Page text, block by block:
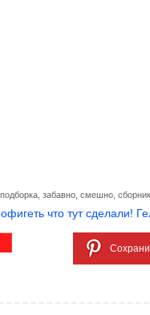
подборка забавно смешно сборник
что тут сделали!